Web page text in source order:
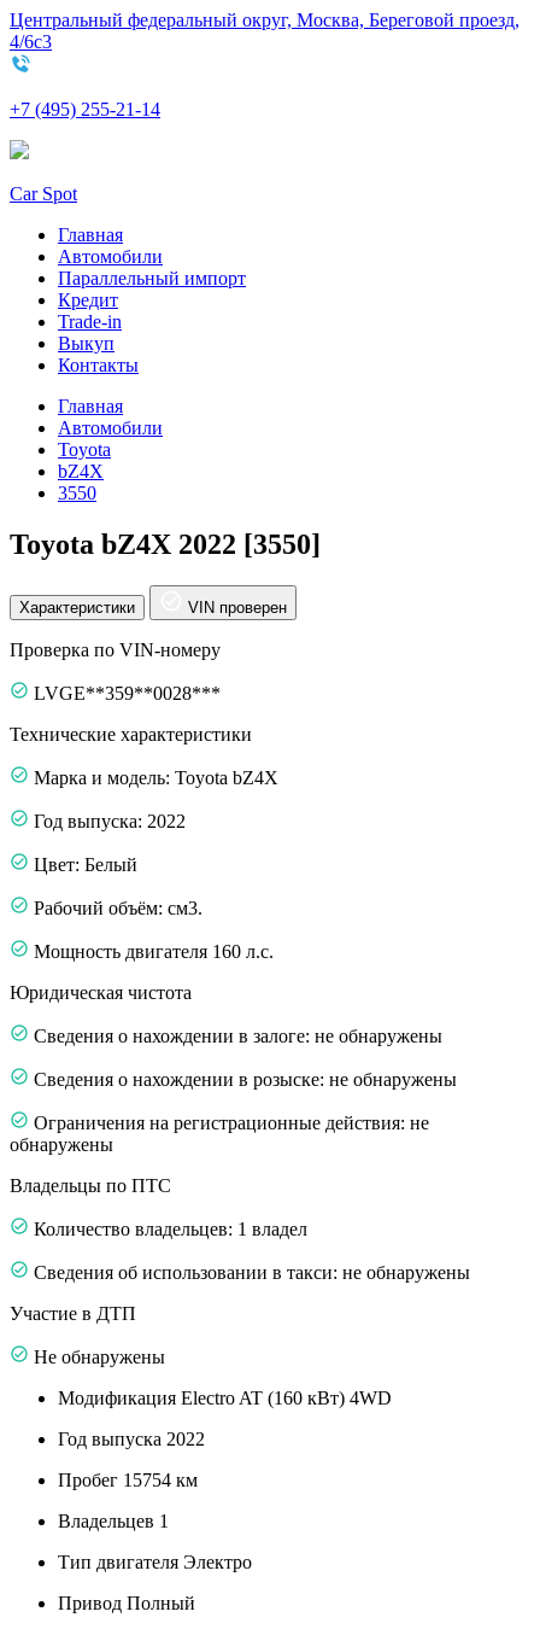
Центральный федеральный округ, Москва, Береговой проезд,
4/6с3
+7 (495) 255-21-14
Car Spot
Главная
Автомобили
Параллельный импорт
Кредит
Trade-in
Выкуп
Контакты
Главная
Автомобили
Toyota
bZ4X
3550
Toyota bZ4X 2022 [3550]
Характеристики VIN проверен
Проверка по VIN-номеру
LVGE**359**0028***
Технические характеристики
Марка и модель: Toyota bZ4X
Год выпуска: 2022
Цвет: Белый
Рабочий объём: см3.
Мощность двигателя 160 л.с.
Юридическая чистота
Сведения о нахождении в залоге: не обнаружены
Сведения о нахождении в розыске: не обнаружены
Ограничения на регистрационные действия: не
обнаружены
Владельцы по ПТС
Количество владельцев: 1 владел
Сведения об использовании в такси: не обнаружены
Участие в ДТП
Не обнаружены
Модификация Electro AT (160 кВт) 4WD
Год выпуска 2022
Пробег 15754 км
Владельцев 1
Тип двигателя Электро
Привод Полный